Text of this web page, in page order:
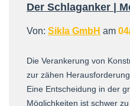
Der Schlaganker |
Von: Sikla GmbH am
Die Verankerung von
zur zähen
Eine Entscheidung in der
Möglichkeiten ist schwer zu